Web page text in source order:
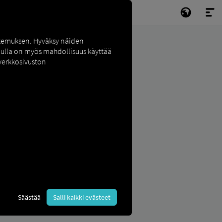
Hyväksy näiden
on myös mahdollisuus käyttää
Säästää Salli kaikki evästeet